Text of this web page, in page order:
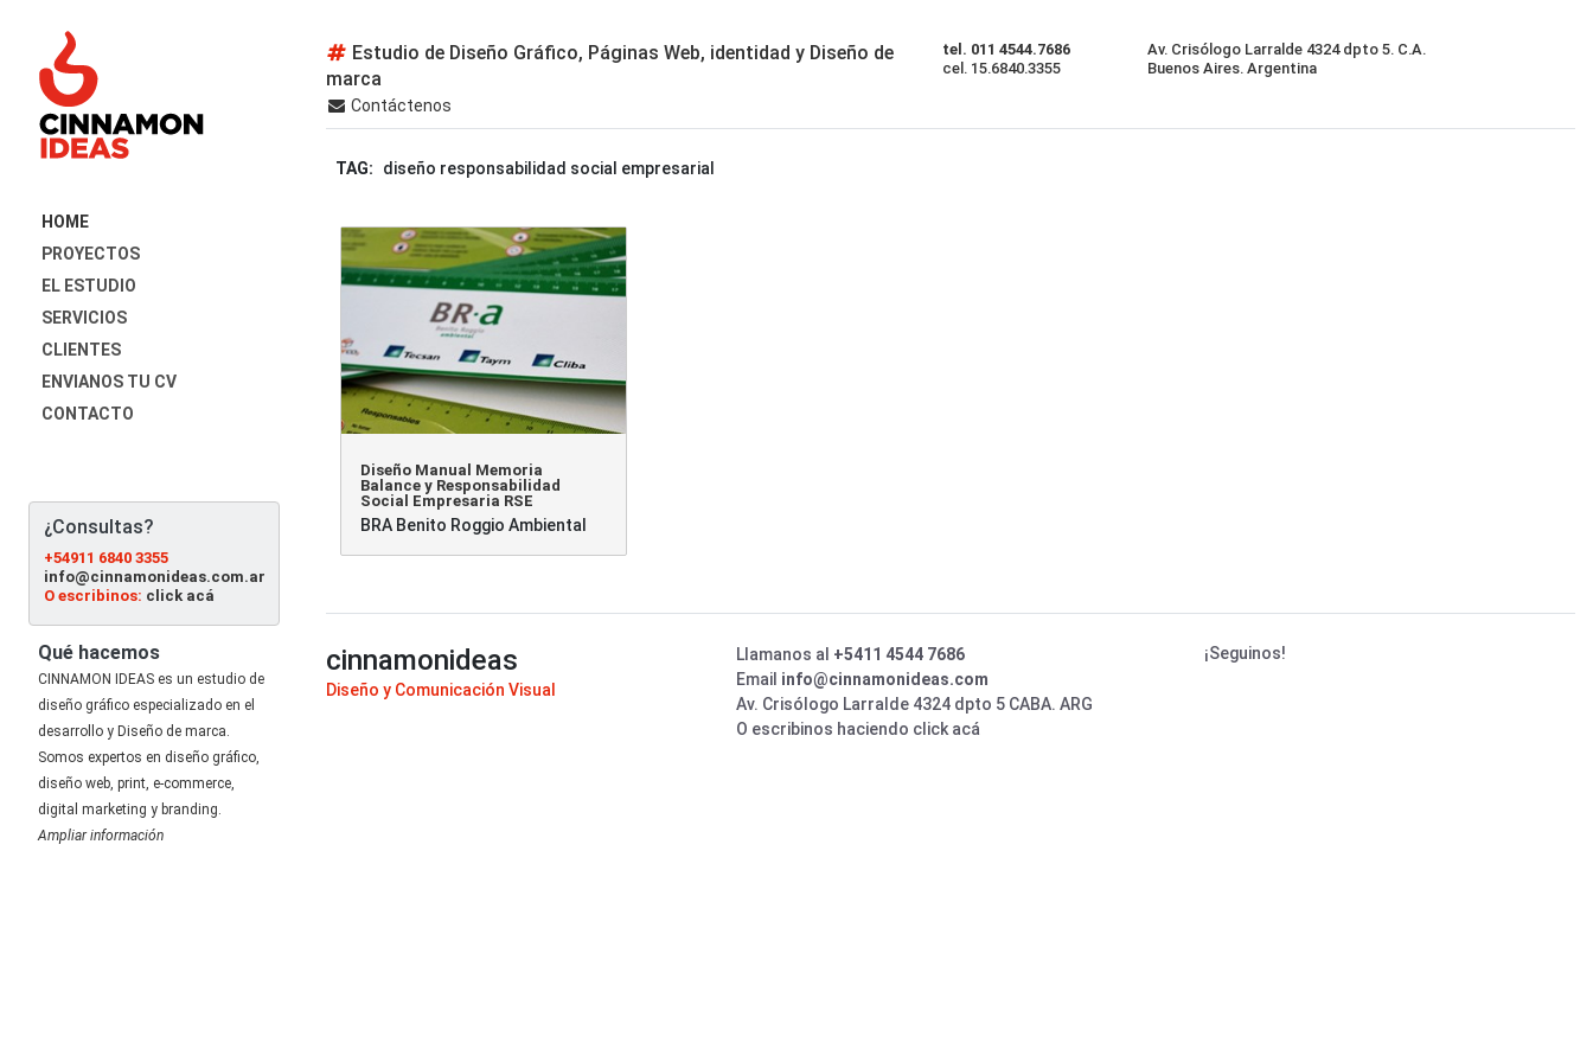
HOME
PROYECTOS
EL ESTUDIO
SERVICIOS
CLIENTES
ENVIANOS TU CV
CONTACTO
¿Consultas?
+54911 6840 3355
info@cinnamonideas.com.ar
O escribinos: click acá
Qué hacemos
CINNAMON IDEAS es un estudio de
diseño gráfico especializado en el
desarrollo y Diseño de marca.
Somos expertos en diseño gráfico,
diseño web, print, e-commerce,
digital marketing y branding.
Ampliar información
Estudio de Diseño Gráfico, Páginas Web, identidad y Diseño de
marca
Contáctenos
tel. 011 4544.7686
cel. 15.6840.3355
Av. Crisólogo Larralde 4324 dpto 5. C.A.
Buenos Aires. Argentina
TAG: diseño responsabilidad social empresarial
Diseño Manual Memoria
Balance y Responsabilidad
Social Empresaria RSE
BRA Benito Roggio Ambiental
cinnamonideas
Diseño y Comunicación Visual
Llamanos al +5411 4544 7686
Email info@cinnamonideas.com
Av. Crisólogo Larralde 4324 dpto 5 CABA. ARG
O escribinos haciendo click acá
¡Seguinos!